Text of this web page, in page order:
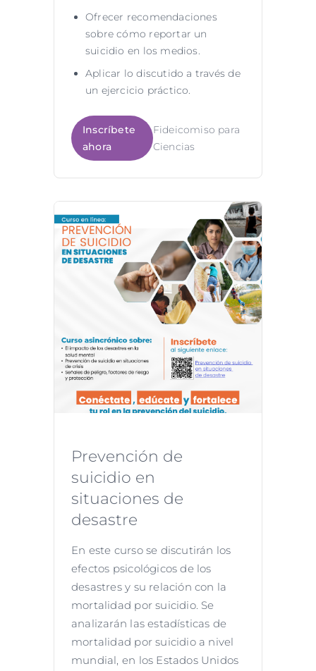
Ofrecer recomendaciones
sobre cómo reportar un
suicidio en los medios.
Aplicar lo discutido a través de
un ejercicio práctico.
Inscríbete
ahora
Fideicomiso para
Ciencias
Prevención de
suicidio en
situaciones de
desastre
En este curso se discutirán los
efectos psicológicos de los
desastres y su relación con la
mortalidad por suicidio. Se
analizarán las estadísticas de
mortalidad por suicidio a nivel
mundial, en los Estados Unidos